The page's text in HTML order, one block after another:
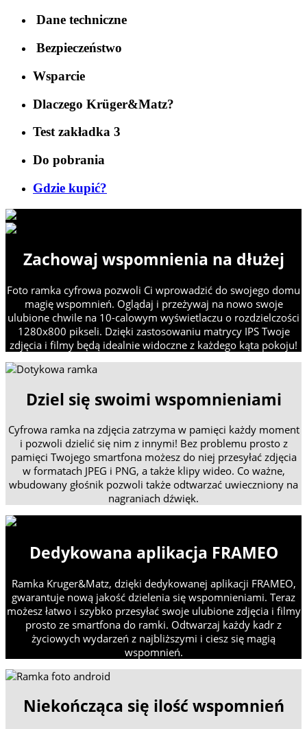
Dane techniczne
Bezpieczeństwo
Wsparcie
Dlaczego Krüger&Matz?
Test zakładka 3
Do pobrania
Gdzie kupić?
Zachowaj wspomnienia na dłużej
Foto ramka cyfrowa pozwoli Ci wprowadzić do swojego domu
magię wspomnień. Oglądaj i przeżywaj na nowo swoje
ulubione chwile na 10-calowym wyświetlaczu o rozdzielczości
1280x800 pikseli. Dzięki zastosowaniu matrycy IPS Twoje
zdjęcia i filmy będą idealnie widoczne z każdego kąta pokoju!
Dziel się swoimi wspomnieniami
Cyfrowa ramka na zdjęcia zatrzyma w pamięci każdy moment
i pozwoli dzielić się nim z innymi! Bez problemu prosto z
pamięci Twojego smartfona możesz do niej przesyłać zdjęcia
w formatach JPEG i PNG, a także klipy wideo. Co ważne,
wbudowany głośnik pozwoli także odtwarzać uwieczniony na
nagraniach dźwięk.
Dedykowana aplikacja FRAMEO
Ramka Kruger&Matz, dzięki dedykowanej aplikacji FRAMEO,
gwarantuje nową jakość dzielenia się wspomnieniami. Teraz
możesz łatwo i szybko przesyłać swoje ulubione zdjęcia i filmy
prosto ze smartfona do ramki. Odtwarzaj każdy kadr z
życiowych wydarzeń z najbliższymi i ciesz się magią
wspomnień.
Niekończąca się ilość wspomnień